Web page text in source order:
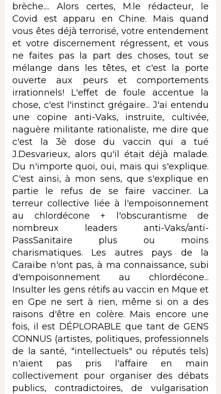
brèche.... Alors certes, M.le rédacteur, le
Covid est apparu en Chine. Mais quand
vous êtes déjà terrorisé, votre entendement
et votre discernement régressent, et vous
ne faites pas la part des choses, tout se
mélange dans les têtes, et c'est la porte
ouverte aux peurs et comportements
irrationnels! L'effet de foule accentue la
chose, c'est l'instinct grégaire... J'ai entendu
une copine anti-Vaks, instruite, cultivée,
naguère militante rationaliste, me dire que
c'est la 3è dose du vaccin qui a tué
J.Desvarieux, alors qu'il était déjà malade.
Du n'importe quoi, oui, mais qui s'explique.
C'est ainsi, à mon sens, que s'explique en
partie le refus de se faire vacciner. La
terreur collective liée à l'empoisonnement
au chlordécone + l'obscurantisme de
nombreux leaders anti-Vaks/anti-
PassSanitaire plus ou moins
charismatiques. Les autres pays de la
Caraïbe n'ont pas, à ma connaissance, subi
d'empoisonnement au chlordécone...
Insulter les gens rétifs au vaccin en Mque et
en Gpe ne sert à rien, même si on a des
raisons d'être en colère. Mais encore une
fois, il est DÉPLORABLE que tant de GENS
CONNUS (artistes, politiques, professionnels
de la santé, "intellectuels" ou réputés tels)
n'aient pas pris l'affaire en main
collectivement pour organiser des débats
publics, contradictoires, de vulgarisation